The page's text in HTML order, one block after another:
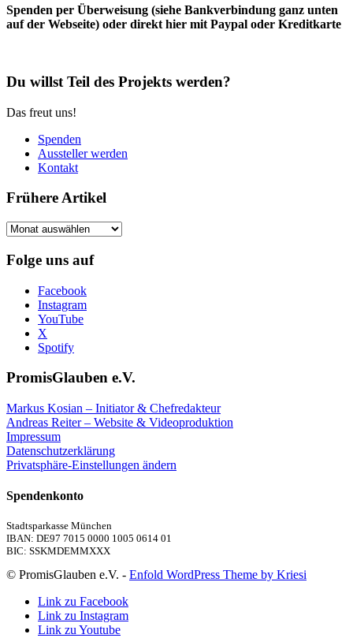
Spenden per Überweisung (siehe Bankverbindung ganz unten
auf der Webseite) oder direkt hier mit Paypal oder Kreditkarte
Du willst Teil des Projekts werden?
Das freut uns!
Spenden
Aussteller werden
Kontakt
Frühere Artikel
Frühere
Folge uns auf
Facebook
Instagram
YouTube
X
Spotify
PromisGlauben e.V.
Markus Kosian – Initiator & Chefredakteur
Andreas Reiter – Website & Videoproduktion
Impressum
Datenschutzerklärung
Privatsphäre-Einstellungen ändern
Spendenkonto
Stadtsparkasse München
IBAN: DE97 7015 0000 1005 0614 01
BIC: SSKMDEMMXXX
© PromisGlauben e.V. - Enfold WordPress Theme by Kriesi
Link zu Facebook
Link zu Instagram
Link zu Youtube